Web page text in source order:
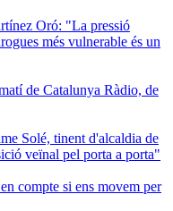
Oró: "La pressió
més vulnerable és un
de Catalunya Ràdio, de
Solé, tinent d'alcaldia de
veïnal pel porta a porta"
compte si ens movem per